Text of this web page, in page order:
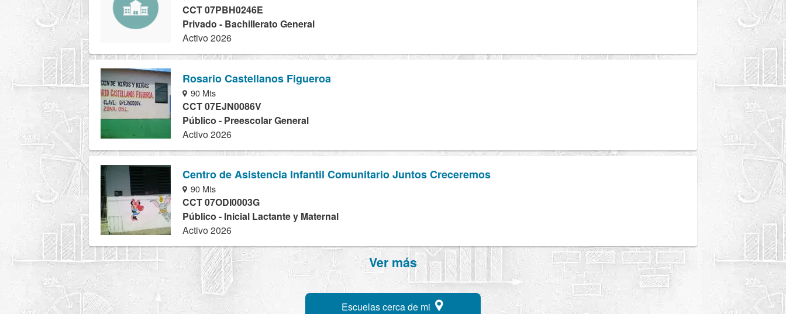
CCT 07PBH0246E
Privado - Bachillerato General
Activo 2026
Rosario Castellanos Figueroa
90 Mts
CCT 07EJN0086V
Público - Preescolar General
Activo 2026
Centro de Asistencia Infantil Comunitario Juntos Creceremos
90 Mts
CCT 07ODI0003G
Público - Inicial Lactante y Maternal
Activo 2026
Ver más
Escuelas cerca de mi